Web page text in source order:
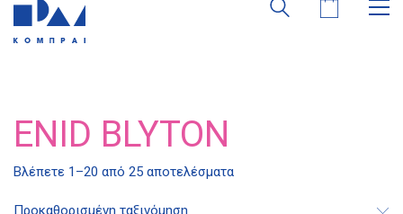
ENID BLYTON
Βλέπετε 1–20 από 25 αποτελέσματα
Προκαθορισμένη ταξινόμηση